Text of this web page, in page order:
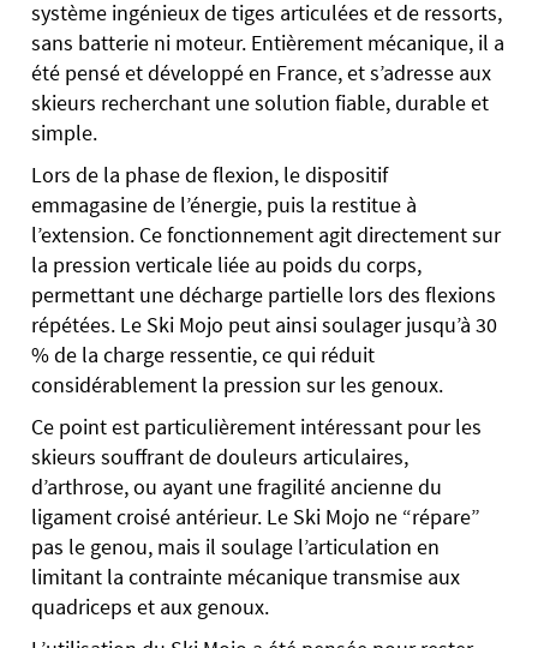
système ingénieux de tiges articulées et de ressorts,
sans batterie ni moteur. Entièrement mécanique, il a
été pensé et développé en France, et s’adresse aux
skieurs recherchant une solution fiable, durable et
simple.
Lors de la phase de flexion, le dispositif
emmagasine de l’énergie, puis la restitue à
l’extension. Ce fonctionnement agit directement sur
la pression verticale liée au poids du corps,
permettant une décharge partielle lors des flexions
répétées. Le Ski Mojo peut ainsi soulager jusqu’à 30
% de la charge ressentie, ce qui réduit
considérablement la pression sur les genoux.
Ce point est particulièrement intéressant pour les
skieurs souffrant de douleurs articulaires,
d’arthrose, ou ayant une fragilité ancienne du
ligament croisé antérieur. Le Ski Mojo ne “répare”
pas le genou, mais il soulage l’articulation en
limitant la contrainte mécanique transmise aux
quadriceps et aux genoux.